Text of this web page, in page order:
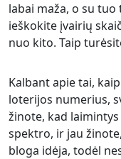
labai maža, o su
ieškokite įvairių
nuo kito. Taip
Kalbant apie tai,
loterijos numerius,
žinote, kad
spektro, ir jau
bloga idėja, todėl